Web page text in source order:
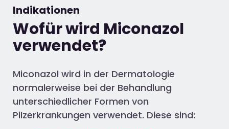
Indikationen
Wofür wird Miconazol
verwendet?
Miconazol wird in der Dermatologie
normalerweise bei der Behandlung
unterschiedlicher Formen von
Pilzerkrankungen verwendet. Diese sind: